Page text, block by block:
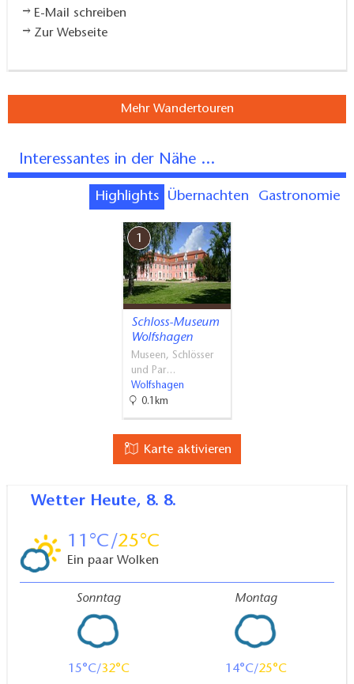
E-Mail schreiben
Zur Webseite
Mehr Wandertouren
Interessantes in der Nähe ...
Highlights Übernachten Gastronomie
1
Schloss-Museum
Wolfshagen
Museen, Schlösser
und Par…
Wolfshagen
0.1km
Karte aktivieren
Wetter Heute, 8. 8.
11 25
Ein paar Wolken
Sonntag
15 32
Montag
14 25